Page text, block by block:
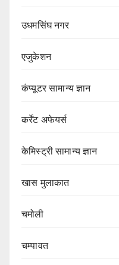
उधमसिंघ नगर
एजुकेशन
कंप्यूटर सामान्य ज्ञान
कर्रेंट अफेयर्स
केमिस्ट्री सामान्य ज्ञान
खास मुलाकात
चमोली
चम्पावत